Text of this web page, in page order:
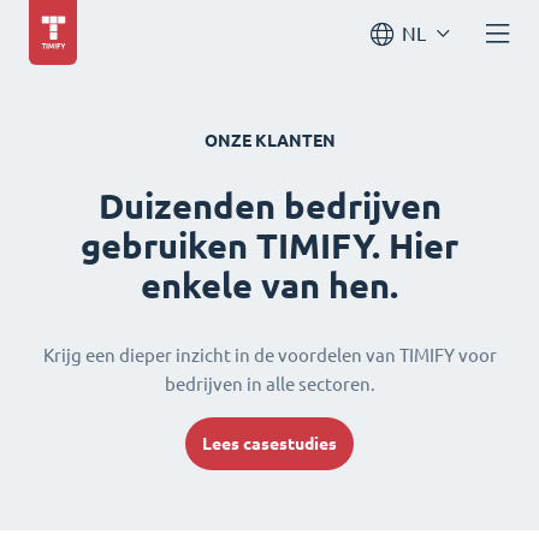
NL
ONZE KLANTEN
Duizenden bedrijven
gebruiken TIMIFY. Hier
enkele van hen.
Krijg een dieper inzicht in de voordelen van TIMIFY voor
bedrijven in alle sectoren.
Lees casestudies